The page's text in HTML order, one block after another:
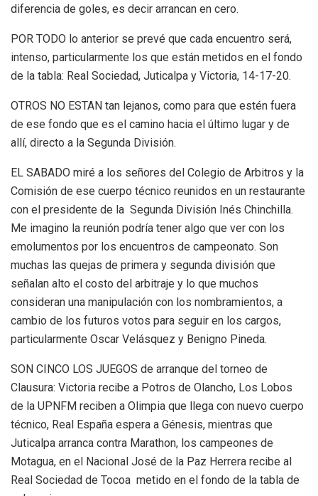
diferencia de goles, es decir arrancan en cero.
POR TODO lo anterior se prevé que cada encuentro será,
intenso, particularmente los que están metidos en el fondo
de la tabla: Real Sociedad, Juticalpa y Victoria, 14-17-20.
OTROS NO ESTAN tan lejanos, como para que estén fuera
de ese fondo que es el camino hacia el último lugar y de
allí, directo a la Segunda División.
EL SABADO miré a los señores del Colegio de Arbitros y la
Comisión de ese cuerpo técnico reunidos en un restaurante
con el presidente de la Segunda División Inés Chinchilla.
Me imagino la reunión podría tener algo que ver con los
emolumentos por los encuentros de campeonato. Son
muchas las quejas de primera y segunda división que
señalan alto el costo del arbitraje y lo que muchos
consideran una manipulación con los nombramientos, a
cambio de los futuros votos para seguir en los cargos,
particularmente Oscar Velásquez y Benigno Pineda.
SON CINCO LOS JUEGOS de arranque del torneo de
Clausura: Victoria recibe a Potros de Olancho, Los Lobos
de la UPNFM reciben a Olimpia que llega con nuevo cuerpo
técnico, Real España espera a Génesis, mientras que
Juticalpa arranca contra Marathon, los campeones de
Motagua, en el Nacional José de la Paz Herrera recibe al
Real Sociedad de Tocoa metido en el fondo de la tabla de